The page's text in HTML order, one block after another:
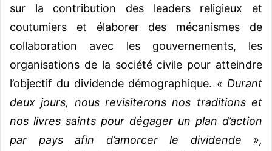
sur la contribution des leaders religieux et
coutumiers et élaborer des mécanismes de
collaboration avec les gouvernements, les
organisations de la société civile pour atteindre
l’objectif du dividende démographique. « Durant
deux jours, nous revisiterons nos traditions et
nos livres saints pour dégager un plan d’action
par pays afin d’amorcer le dividende »,